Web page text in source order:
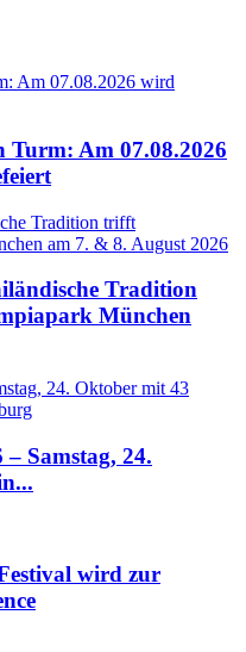
Turm: Am 07.08.2026
Tradition
München
Samstag, 24.
wird zur